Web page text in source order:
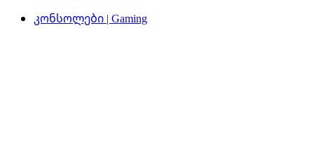
კონსოლები | Gaming